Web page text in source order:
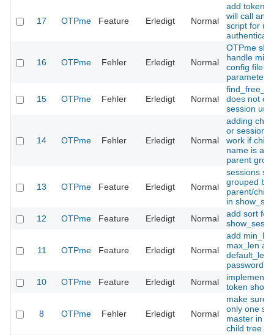
17 OTPme Feature Erledigt Normal
add token
will call an
script for
16 OTPme Fehler Erledigt Normal
OTPme
handle
config file
parameters
15 OTPme Fehler Erledigt Normal
does not
session
14 OTPme Fehler Erledigt Normal
adding
or session
work if child
name is a
parent
13 OTPme Feature Erledigt Normal
sessions
grouped by
parent/child
in
12
OTPme Feature Erledigt Normal
add sort
11 OTPme Feature Erledigt Normal
add
max_len
default_len
password
10
OTPme Feature Erledigt Normal
implement
token show
8 OTPme Fehler Erledigt Normal
make sure
only one
master in
child tree